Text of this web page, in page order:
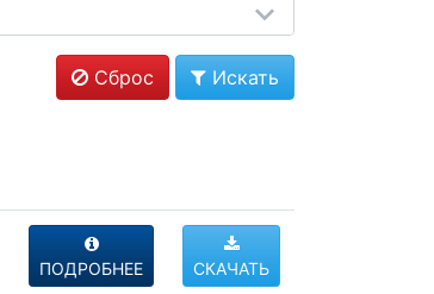
Сброс Искать
ПОДРОБНЕЕ СКАЧАТЬ